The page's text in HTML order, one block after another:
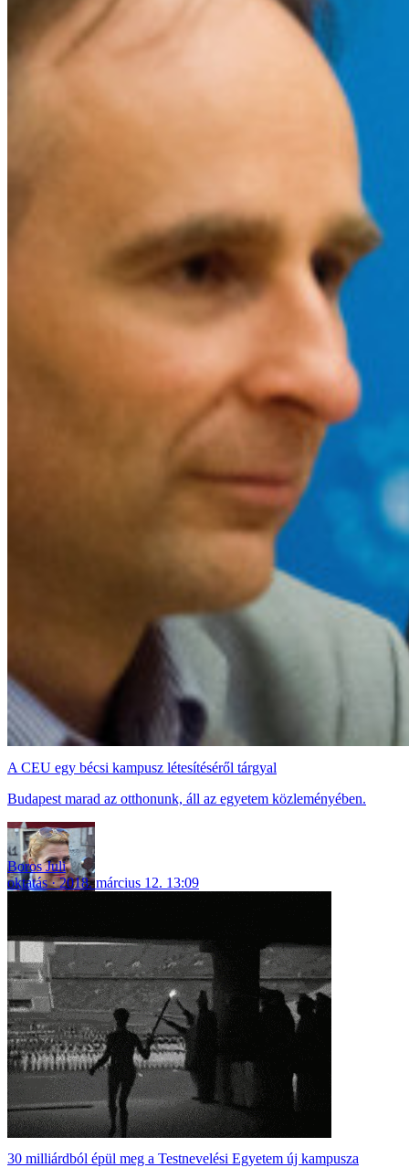
A CEU egy bécsi kampusz létesítéséről tárgyal
Budapest marad az otthonunk, áll az egyetem közleményében.
Boros Juli
oktatás
2018. március 12. 13:09
30 milliárdból épül meg a Testnevelési Egyetem új kampusza